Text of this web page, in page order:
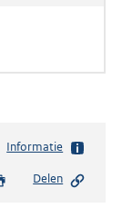
Informatie
Delen